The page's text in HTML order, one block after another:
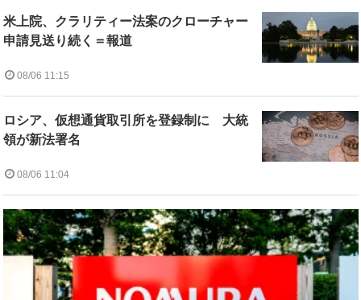
米上院、クラリティー法案のクローチャー
申請見送り続く＝報道
08/06 11:15
ロシア、仮想通貨取引所を登録制に 大統
領が新法署名
08/06 11:04